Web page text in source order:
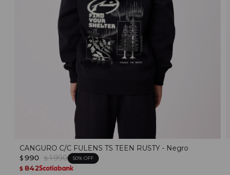
CANGURO C/C FULENS TS TEEN RUSTY - Negro
$ 990 $ 1.990 50
$ 842